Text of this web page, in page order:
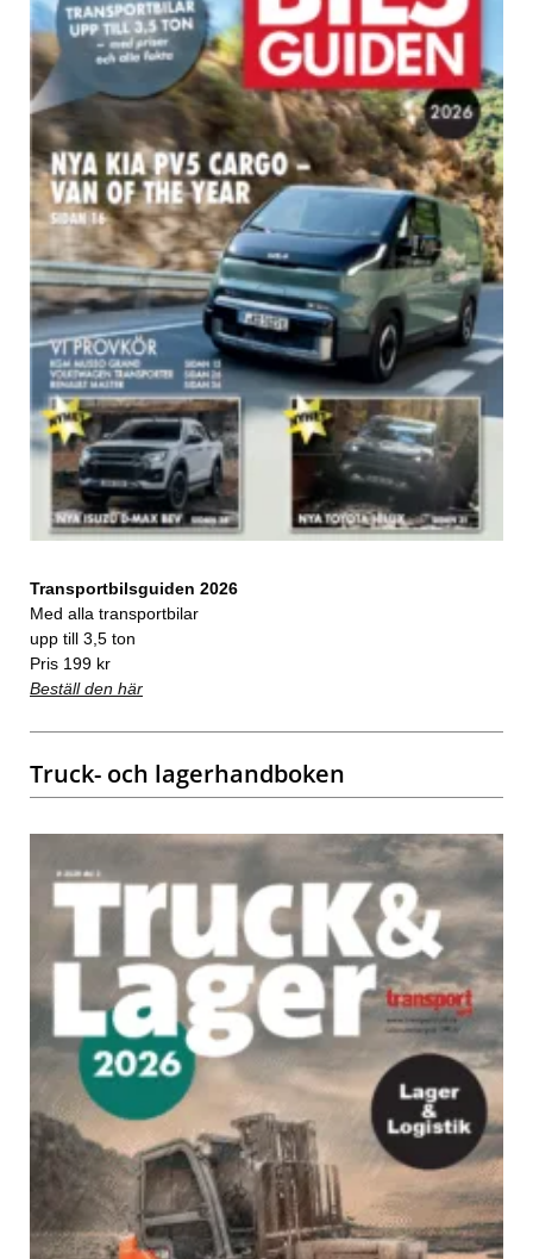
Transportbilsguiden 2026
Med alla transportbilar
upp till 3,5 ton
Pris 199 kr
Beställ den här
Truck- och lagerhandboken